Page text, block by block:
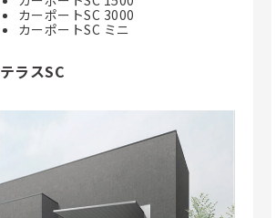
カーポートSC 3000
カーポートSC ミニ
テラスSC